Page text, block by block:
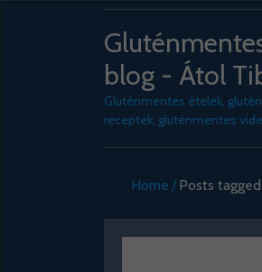
blog - Átol
Gluténmentes ételek,
receptek, gluténmentes
Home Posts